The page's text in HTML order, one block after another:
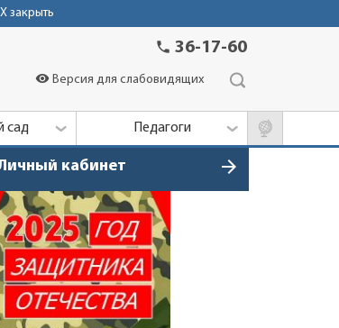
X закрыть
phone 36-17-60
visibility Версия для слабовидящих
сад Педагоги
кабинет arrow_forward